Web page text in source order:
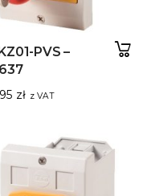
PVS –
zł z VAT